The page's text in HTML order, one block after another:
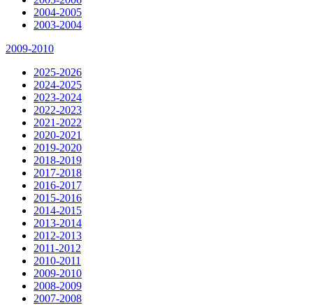
2004-2005
2003-2004
2009-2010
2025-2026
2024-2025
2023-2024
2022-2023
2021-2022
2020-2021
2019-2020
2018-2019
2017-2018
2016-2017
2015-2016
2014-2015
2013-2014
2012-2013
2011-2012
2010-2011
2009-2010
2008-2009
2007-2008